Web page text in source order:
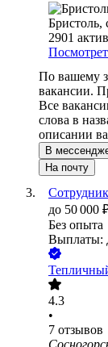
Бристоль,
2901
По вашему
вакансии.
Все
слова в
описании
В
На почту
до 50 000
Без опыта
Выплаты:
4.3
•
7 отзывов